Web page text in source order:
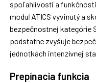
spoľahlivosti a
modul ATICS vyvinutý a
bezpečnostnej kategórie
podstatne zvyšuje
jednotkách intenzívnej
Prepínacia funkcia